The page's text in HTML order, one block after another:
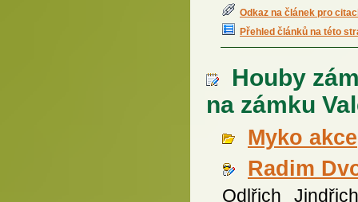
Odkaz na článek pro
Přehled článků na této
Houby
na zámku
Myko akce
Radim
Odlřich